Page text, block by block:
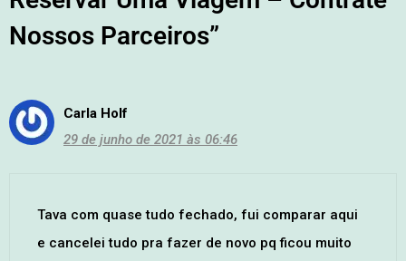
Nossos Parceiros”
Carla Holf
29 de junho de 2021 às 06:46
Tava com quase tudo fechado, fui comparar aqui
e cancelei tudo pra fazer de novo pq ficou muito